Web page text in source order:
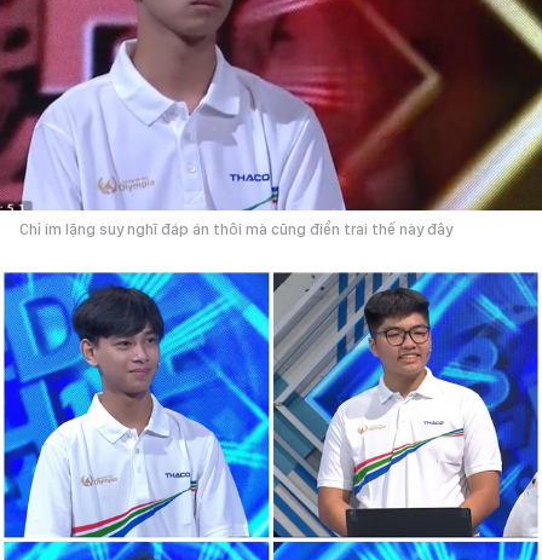
Chỉ im lặng suy nghĩ đáp án thôi mà cũng điển trai thế này đây